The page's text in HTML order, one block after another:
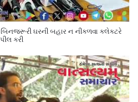
બિનજરૂરી ઘરની બહાર ન નીકળવા કલેક્ટરે
કરી